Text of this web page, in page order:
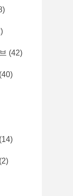
(42)
(40)
(14)
(2)